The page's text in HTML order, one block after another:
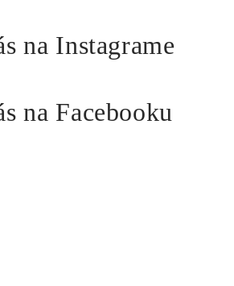
na Instagrame
na Facebooku